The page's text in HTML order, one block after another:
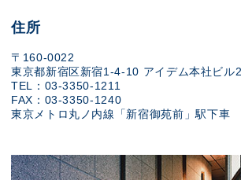
住所
〒160-0022
東京都新宿区新宿1-4-10 アイデム本社ビル
TEL：03-3350-1211
FAX：03-3350-1240
東京メトロ丸ノ内線「新宿御苑前」駅下車